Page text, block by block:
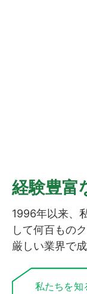
経験豊富
1996年以来、
して何百もの
厳しい業界で
私たちを知